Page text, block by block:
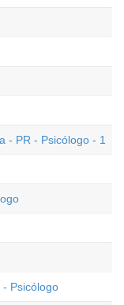
- PR - Psicólogo - 1
- Psicólogo